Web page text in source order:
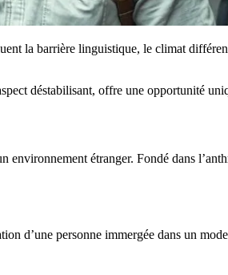
la barrière linguistique, le climat
déstabilisant, offre une opportunité
étranger. Fondé dans
d’une personne immergée dans un